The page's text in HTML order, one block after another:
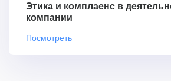
Этика и комплаенс в
компании
Посмотреть